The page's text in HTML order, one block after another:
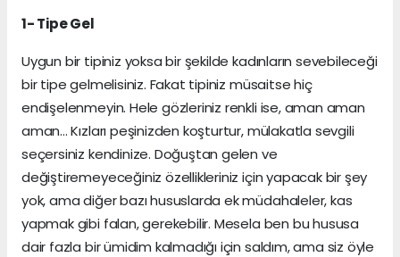
1- Tipe Gel
Uygun bir tipiniz yoksa bir şekilde kadınların sevebileceği
bir tipe gelmelisiniz. Fakat tipiniz müsaitse hiç
endişelenmeyin. Hele gözleriniz renkli ise, aman aman
aman... Kızları peşinizden koşturtur, mülakatla sevgili
seçersiniz kendinize. Doğuştan gelen ve
değiştiremeyeceğiniz özellikleriniz için yapacak bir şey
yok, ama diğer bazı hususlarda ek müdahaleler, kas
yapmak gibi falan, gerekebilir. Mesela ben bu hususa
dair fazla bir ümidim kalmadığı için saldım, ama siz öyle